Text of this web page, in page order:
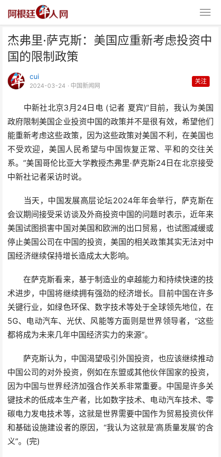
杰弗里·萨克斯：美国应重新考虑投资中
国的限制政策
cui
2024-03-24 · 中国新闻网
关注
中新社北京3月24日电 (记者 夏宾)“目前，我认为美国
政府限制美国企业投资中国的政策并不是很有效，希望他们
能重新考虑这些政策，因为这些政策对美国不利，在美国也
不受欢迎，美国人民希望与中国恢复正常、平和的交往关
系。”美国哥伦比亚大学教授杰弗里·萨克斯24日在北京接受
中新社记者采访时说。
当天，中国发展高层论坛2024年年会举行，萨克斯在
会议期间接受采访谈及外商投资中国的问题时表示，近年来
美国试图损害中国对美国和欧洲的出口贸易，也试图减缓或
停止美国公司在中国的投资，美国的相关政策其实无法对中
国经济继续保持增长造成太大影响。
在萨克斯看来，基于制造业的卓越能力和持续快速的技
术进步，中国将继续拥有强劲的经济增长。目前中国在许多
关键行业，如绿色环保、数字技术等处于全球领先地位，在
5G、电动汽车、光伏、风能等方面则是世界领导者，“这些
都将成为未来几年中国经济实力的来源”。
萨克斯认为，中国渴望吸引外国投资，也应该继续推动
中国公司的对外投资，例如在东盟或其他伙伴国家的投资，
因为中国与世界经济加强合作关系非常重要。中国是许多关
键技术的低成本生产者，比如数字技术、电动汽车技术、零
碳电力发电技术等，这就是世界需要中国作为贸易投资伙伴
和基础设施建设者的原因，“我认为这就是‘高质量发展’的含
义”。(完)
杰弗里·萨克斯：美国应重新考虑
投资中国的限制政策